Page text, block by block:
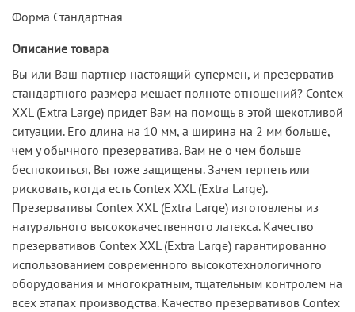
Форма Стандартная
Описание товара
Вы или Ваш партнер настоящий супермен, и презерватив
стандартного размера мешает полноте отношений? Contex
XXL (Extra Large) придет Вам на помощь в этой щекотливой
ситуации. Его длина на 10 мм, а ширина на 2 мм больше,
чем у обычного презерватива. Вам не о чем больше
беспокоиться, Вы тоже защищены. Зачем терпеть или
рисковать, когда есть Contex XXL (Extra Large).
Презервативы Contex XXL (Extra Large) изготовлены из
натурального высококачественного латекса. Качество
презервативов Contex XXL (Extra Large) гарантированно
использованием современного высокотехнологичного
оборудования и многократным, тщательным контролем на
всех этапах производства. Качество презервативов Contex